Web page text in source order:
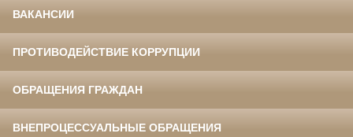
ВАКАНСИИ
ПРОТИВОДЕЙСТВИЕ КОРРУПЦИИ
ОБРАЩЕНИЯ ГРАЖДАН
ВНЕПРОЦЕССУАЛЬНЫЕ ОБРАЩЕНИЯ